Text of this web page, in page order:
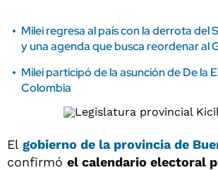
Milei regresa al país con la derrota del
y una agenda que busca reordenar al
Milei participó de la asunción de De la
Colombia
El gobierno de la provincia de
confirmó el calendario electoral